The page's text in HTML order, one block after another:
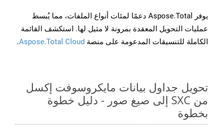
يوفر Aspose.Total دعمًا لمئات أنواع الملفات، مما يُبسط
عمليات التحويل المعقدة بمرونة لا مثيل لها. استكشف القائمة
الكاملة للتنسيقات المدعومة على منصة Aspose.Total Cloud
.
تحويل جداول بيانات مايكروسوفت إكسل
من SXC إلى صيغ صور - دليل خطوة
بخطوة